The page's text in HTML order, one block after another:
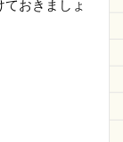
おきましょ